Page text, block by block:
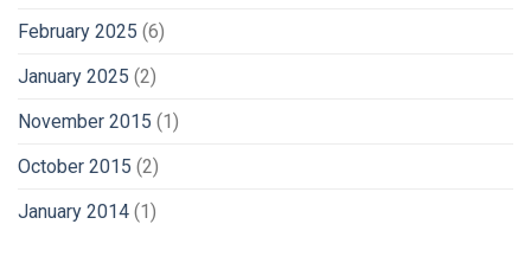
February 2025 (6)
January 2025 (2)
November 2015 (1)
October 2015 (2)
January 2014 (1)